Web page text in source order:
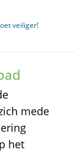
veiliger!
mede
het